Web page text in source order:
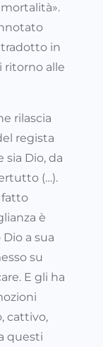
in
ritorno alle
rilascia
regista
sia Dio, da
(…).
fatto
è
a sua
su
E gli ha
cattivo,
questi